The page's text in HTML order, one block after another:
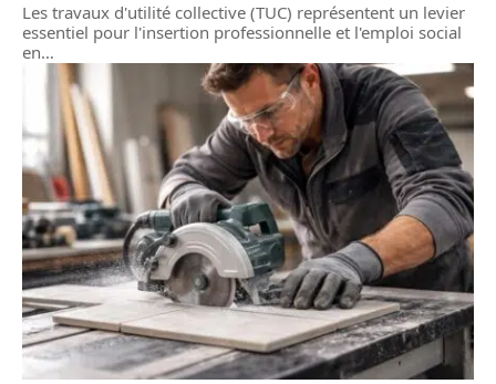
Les travaux d'utilité collective (TUC) représentent un levier
essentiel pour l'insertion professionnelle et l'emploi social
en…